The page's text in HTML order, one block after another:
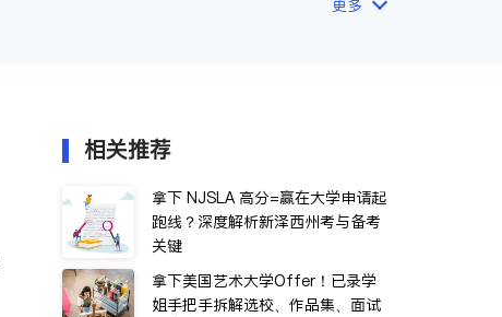
更多
相关推荐
拿下 NJSLA 高分=赢在大学申请起
跑线？深度解析新泽西州考与备考
关键
拿下美国艺术大学Offer！已录学
姐手把手拆解选校、作品集、面试